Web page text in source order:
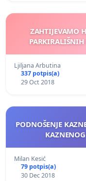
ZAHTIJEVAMO
PARKIRALIŠNIH
Ljiljana Arbutina
337 potpis(a)
29 Oct 2018
PODNOŠENJE
Milan Kesić
79 potpis(a)
30 Dec 2018